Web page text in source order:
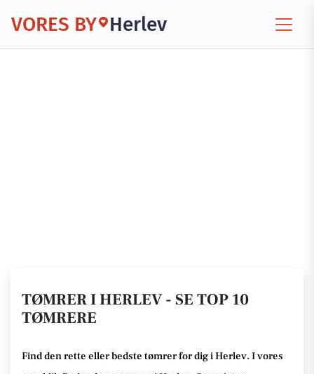
VORES BY Herlev
TØMRER I HERLEV - SE TOP 10
TØMRERE
Find den rette eller bedste tømrerfor dig i Herlev. I vores